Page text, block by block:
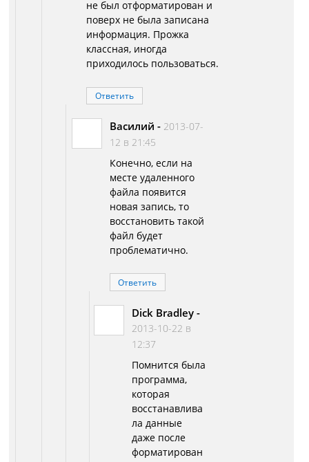
не был отформатирован и
поверх не была записана
информация. Прожка
классная, иногда
приходилось пользоваться.
Ответить
Василий - 2013-07-
12 в 21:45
Конечно, если на
месте удаленного
файла появится
новая запись, то
восстановить такой
файл будет
проблематично.
Ответить
Dick Bradley -
2013-10-22 в
12:37
Помнится была
программа,
которая
восстанавлива
ла данные
даже после
форматирован